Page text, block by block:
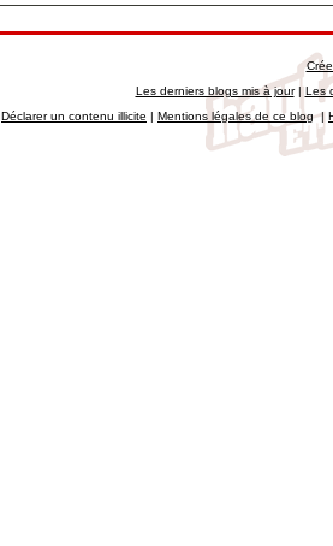
Les derniers blogs mis à jour|Les
Déclarer un contenu illicite | Mentions légales de ce blog|